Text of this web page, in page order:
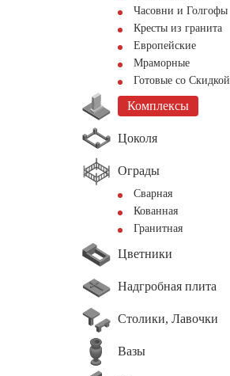
Часовни и Голгофы
Кресты из гранита
Европейские
Мраморные
Готовые со Скидкой
Комплексы
Цоколя
Ограды
Сварная
Кованная
Гранитная
Цветники
Надгробная плита
Столики, Лавочки
Вазы